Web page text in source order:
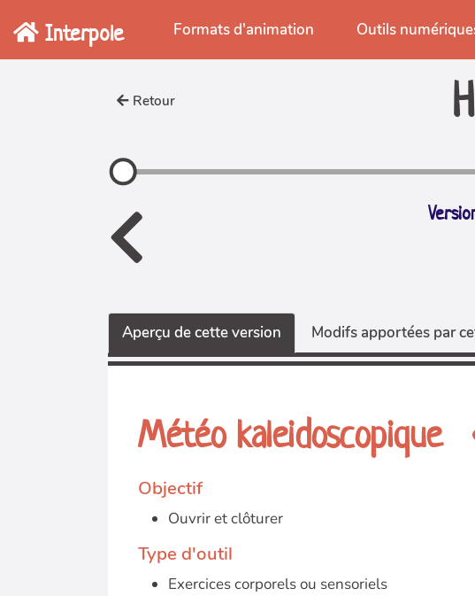
Aller au contenu principal
Interpole Formats d'animation Outils
Retour
Aperçu de cette version Modifs apportées par
Météo kaleidoscopique
Objectif
Ouvrir et clôturer
Type d'outil
Exercices corporels ou sensoriels